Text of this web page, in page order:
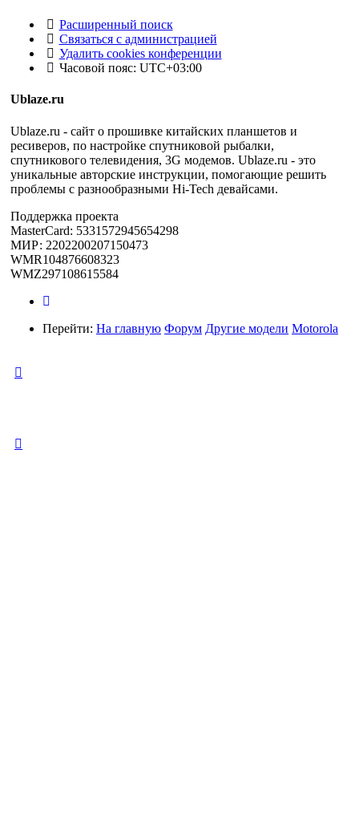
Расширенный поиск
Связаться с администрацией
Удалить cookies конференции
Часовой пояс: UTC+03:00
Ublaze.ru
Ublaze.ru - сайт о прошивке китайских планшетов и
ресиверов, по настройке спутниковой рыбалки,
спутникового телевидения, 3G модемов. Ublaze.ru - это
уникальные авторские инструкции, помогающие решить
проблемы с разнообразными Hi-Tech девайсами.
Поддержка проекта
MasterCard: 5331572945654298
МИР: 2202200207150473
WMR104876608323
WMZ297108615584
Перейти: На главную Форум Другие модели Motorola